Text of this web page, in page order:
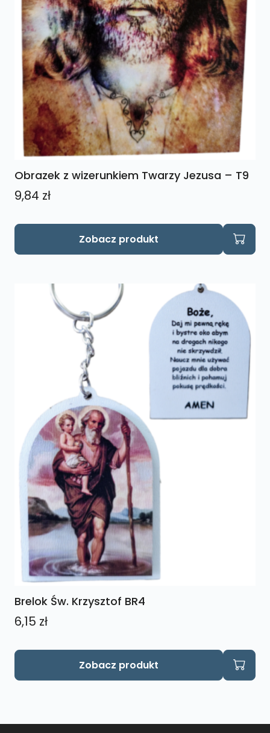
Obrazek z wizerunkiem Twarzy Jezusa – T9
9,84 zł
Zobacz produkt
Brelok Św. Krzysztof BR4
6,15 zł
Zobacz produkt